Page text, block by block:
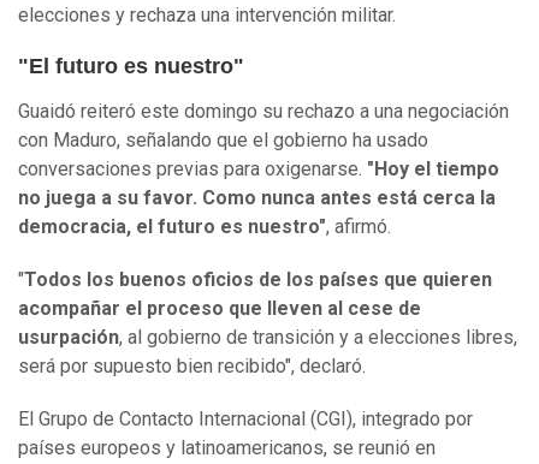
elecciones y rechaza una intervención militar.
"El futuro es nuestro"
Guaidó reiteró este domingo su rechazo a una negociación
con Maduro, señalando que el gobierno ha usado
conversaciones previas para oxigenarse. "Hoy el tiempo
no juega a su favor. Como nunca antes está cerca la
democracia, el futuro es nuestro", afirmó.
"Todos los buenos oficios de los países que quieren
acompañar el proceso que lleven al cese de
usurpación, al gobierno de transición y a elecciones libres,
será por supuesto bien recibido", declaró.
El Grupo de Contacto Internacional (CGI), integrado por
países europeos y latinoamericanos, se reunió en